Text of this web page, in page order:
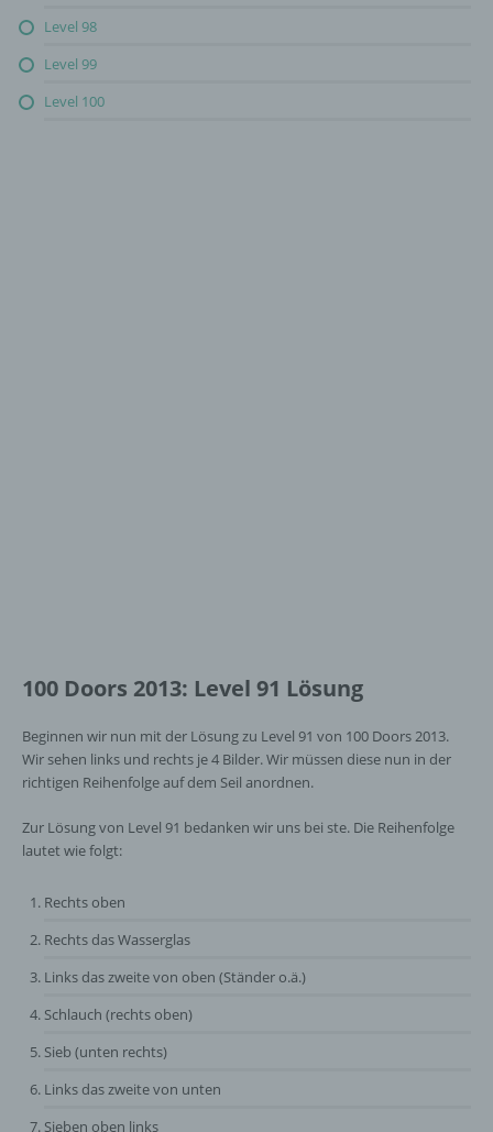
Level 98
Level 99
Level 100
100 Doors 2013: Level 91 Lösung
Beginnen wir nun mit der Lösung zu Level 91 von 100 Doors 2013.
Wir sehen links und rechts je 4 Bilder. Wir müssen diese nun in der
richtigen Reihenfolge auf dem Seil anordnen.
Zur Lösung von Level 91 bedanken wir uns bei ste. Die Reihenfolge
lautet wie folgt:
Rechts oben
Rechts das Wasserglas
Links das zweite von oben (Ständer o.ä.)
Schlauch (rechts oben)
Sieb (unten rechts)
Links das zweite von unten
Sieben oben links